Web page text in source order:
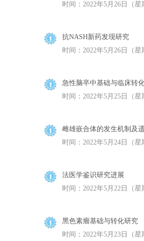
时间：2022年5月26日（星
抗NASH新药发现研究
时间：2022年5月26日（星
急性脑卒中基础与临床转
时间：2022年5月25日（星
雌雄嵌合体的发生机制及
时间：2022年5月24日（星
法医学鉴识研究进展
时间：2022年5月22日（星
黑色素瘤基础与转化研究
时间：2022年5月23日（星